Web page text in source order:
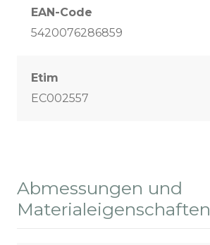
EAN-Code
5420076286859
Etim
EC002557
Abmessungen und
Materialeigenschaften